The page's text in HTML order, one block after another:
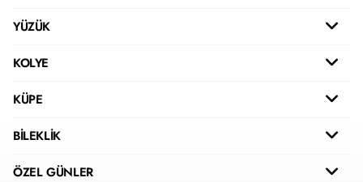
YÜZÜK
KOLYE
KÜPE
BİLEKLİK
ÖZEL GÜNLER